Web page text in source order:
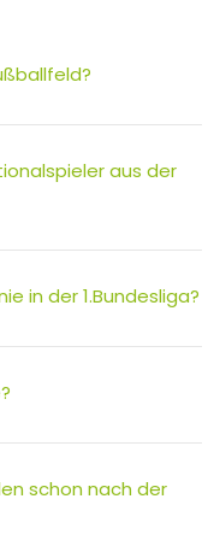
aus der
in der 1.Bundesliga?
schon nach der